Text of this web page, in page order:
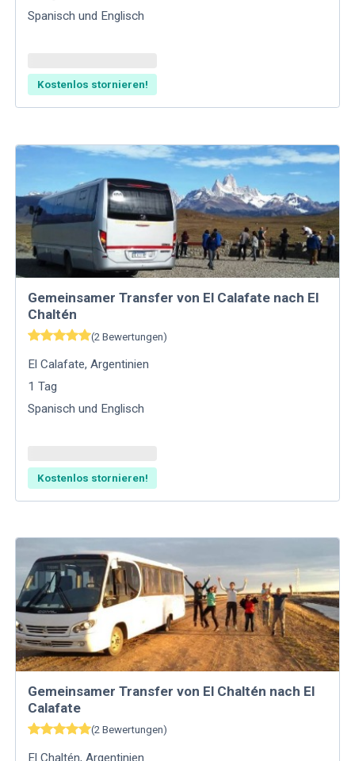
Spanisch und Englisch
Kostenlos stornieren!
Gemeinsamer Transfer von El Calafate nach El
Chaltén
(2 Bewertungen)
El Calafate,Argentinien
1 Tag
Spanisch und Englisch
Kostenlos stornieren!
Gemeinsamer Transfer von El Chaltén nach El
Calafate
(2 Bewertungen)
El Chaltén,Argentinien